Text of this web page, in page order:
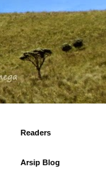
Readers
Arsip Blog